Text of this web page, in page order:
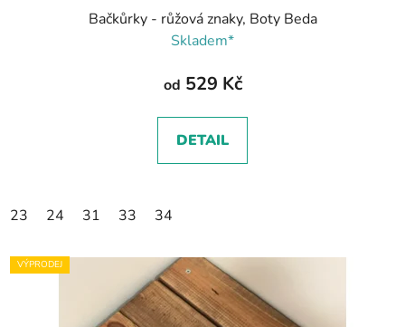
Bačkůrky - růžová znaky, Boty Beda
Skladem*
od 529 Kč
DETAIL
23 24 31 33 34
VÝPRODEJ